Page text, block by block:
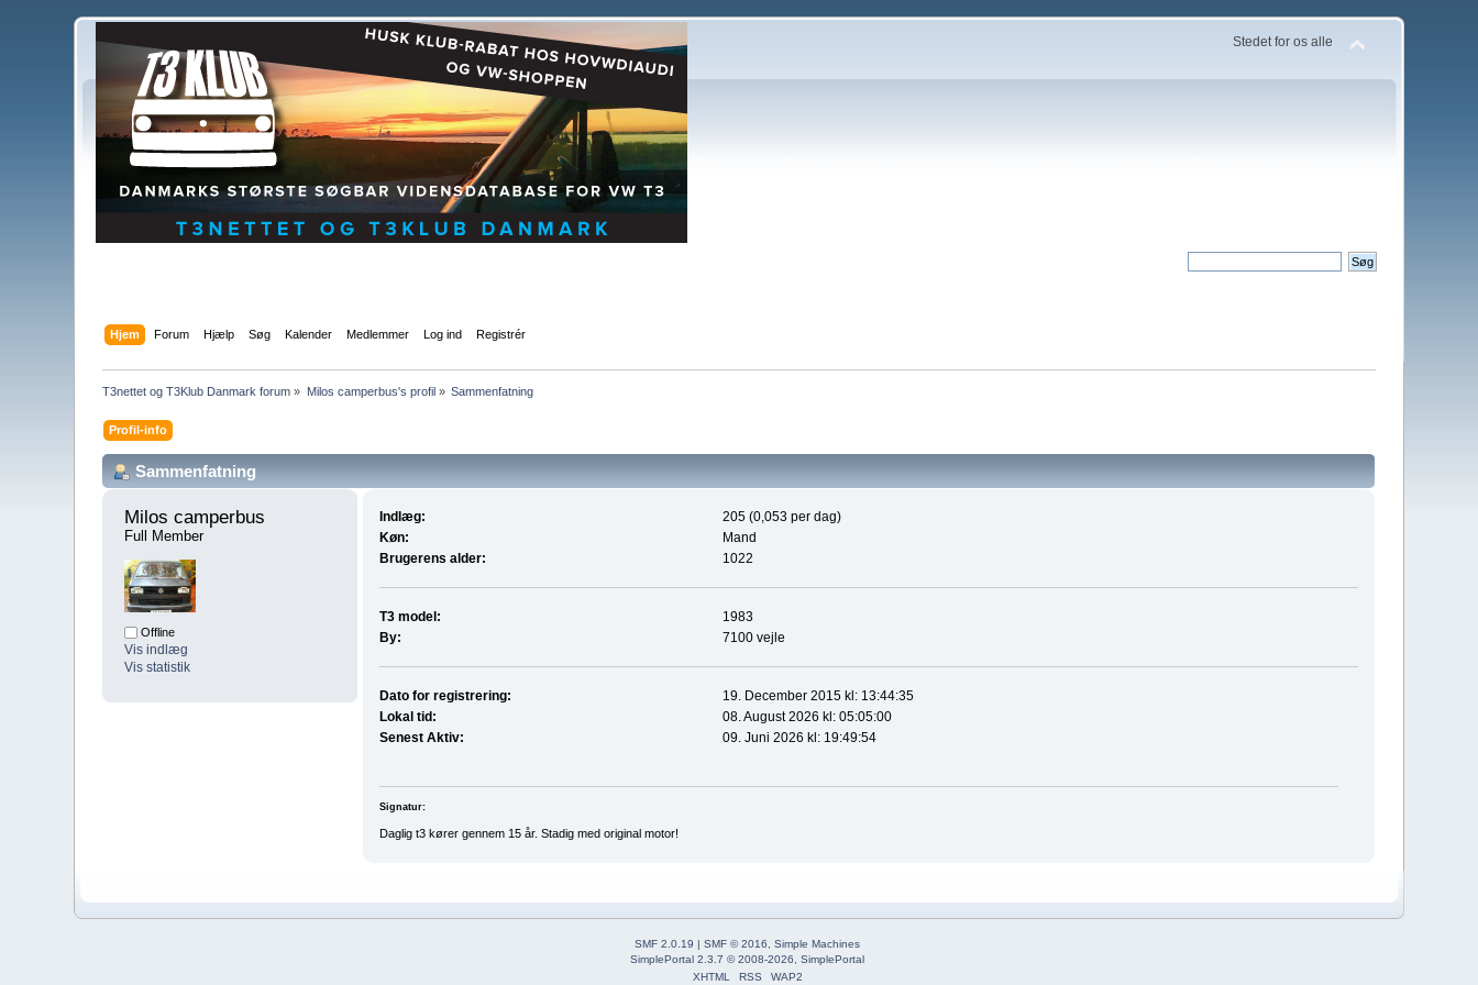
Stedet for os alle
Hjem Forum Hjælp Søg Kalender Medlemmer Log ind Registrér
T3nettet og T3Klub Danmark forum » Milos camperbus's profil» Sammenfatning
Profil-info
Sammenfatning
Milos camperbus
Full Member
Offline
Vis indlæg
Vis statistik
Indlæg:
205 (0,053 per dag)
Køn:
Mand
Brugerens alder:
1022
T3 model:
1983
By:
7100 vejle
Dato for registrering:
19. December 2015 kl: 13:44:35
Lokal tid:
08. August 2026 kl: 05:05:00
Senest Aktiv:
09. Juni 2026 kl: 19:49:54
Signatur:
Daglig t3 kører gennem 15 år. Stadig med original motor!
SMF 2.0.19 | SMF © 2016
Simple Machines
SimplePortal 2.3.7 © 2008-2026, SimplePortal
XHTML
RSS WAP2